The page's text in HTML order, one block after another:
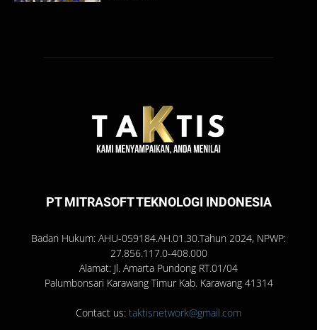
PT MITRASOFT TEKNOLOGI INDONESIA
Badan Hukum: AHU-059184.AH.01.30.Tahun 2024, NPWP:
27.856.117.0-408.000
Alamat: Jl. Amarta Pundong RT.01/04
Palumbonsari Karawang Timur Kab. Karawang 41314
Contact us: taktisnetwork@gmail.com